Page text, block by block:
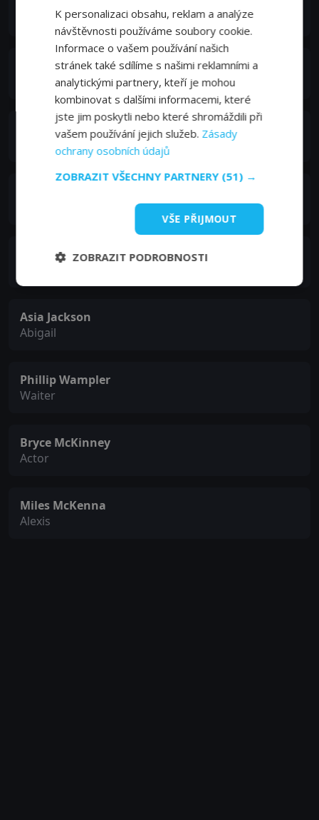
Cassie Lowe
Brandon Keener
David Lowe
Stephon Fuller
Ji Eun Hwang
Asia Jackson
Abigail
Phillip Wampler
Waiter
Bryce McKinney
Actor
Miles McKenna
Alexis
K personalizaci obsahu, reklam a analýze
návštěvnosti používáme soubory cookie.
Informace o vašem používání našich
stránek také sdílíme s našimi reklamními a
analytickými partnery, kteří je mohou
kombinovat s dalšími informacemi, které
jste jim poskytli nebo které shromáždili při
vašem používání jejich služeb. Zásady
ochrany osobních údajů
ZOBRAZIT VŠECHNY PARTNERY (51) →
VŠE PŘIJMOUT
ZOBRAZIT PODROBNOSTI